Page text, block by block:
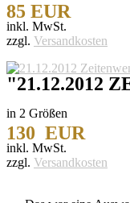
85 EUR
inkl. MwSt.
zzgl. Versandkosten
"21.12.2012
in 2 Größen
130 EUR
inkl. MwSt.
zzgl. Versandkosten